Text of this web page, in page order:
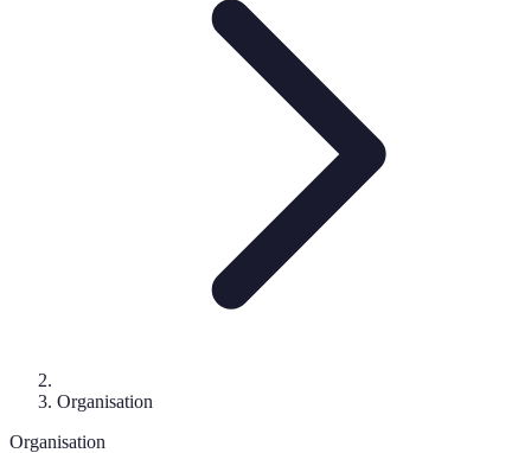
Organisation
Organisation